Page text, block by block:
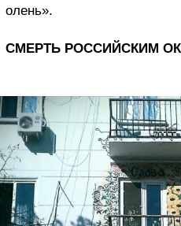
олень».
СМЕРТЬ РОССИЙСКИМ